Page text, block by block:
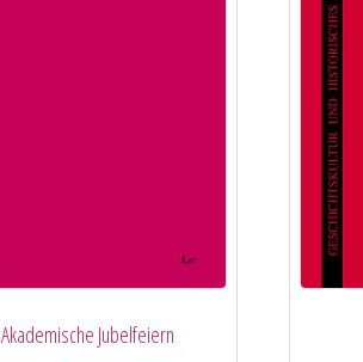
Akademische Jubelfeiern